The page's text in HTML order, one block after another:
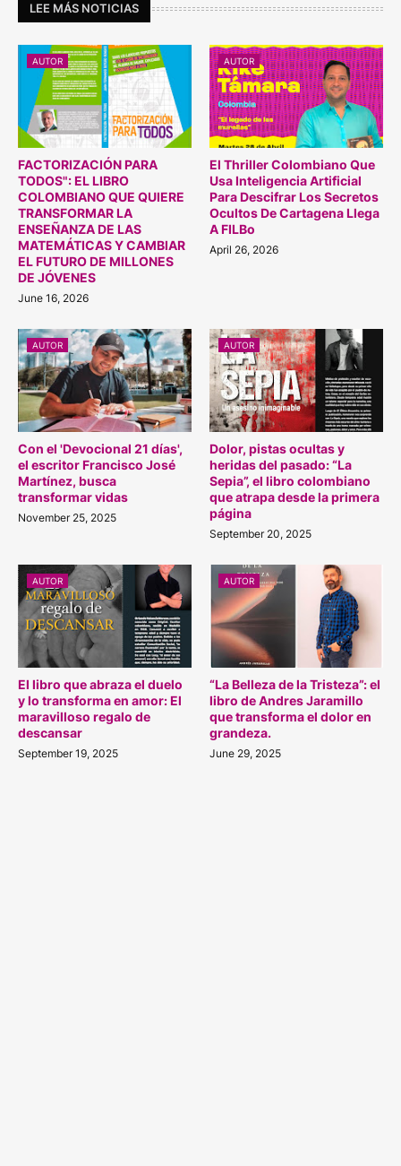
LEE MÁS NOTICIAS
AUTOR
FACTORIZACIÓN PARA
TODOS": EL LIBRO
COLOMBIANO QUE QUIERE
TRANSFORMAR LA
ENSEÑANZA DE LAS
MATEMÁTICAS Y CAMBIAR
EL FUTURO DE MILLONES
DE JÓVENES
June 16, 2026
AUTOR
El Thriller Colombiano Que
Usa Inteligencia Artificial
Para Descifrar Los Secretos
Ocultos De Cartagena Llega
A FILBo
April 26, 2026
AUTOR
Con el 'Devocional 21 días',
el escritor Francisco José
Martínez, busca
transformar vidas
November 25, 2025
AUTOR
Dolor, pistas ocultas y
heridas del pasado: “La
Sepia”, el libro colombiano
que atrapa desde la primera
página
September 20, 2025
AUTOR
El libro que abraza el duelo
y lo transforma en amor: El
maravilloso regalo de
descansar
September 19, 2025
AUTOR
“La Belleza de la Tristeza”: el
libro de Andres Jaramillo
que transforma el dolor en
grandeza.
June 29, 2025